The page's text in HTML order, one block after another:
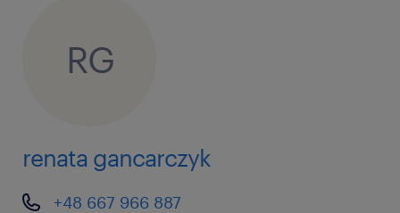
RG
renata gancarczyk
+48 667 966 887